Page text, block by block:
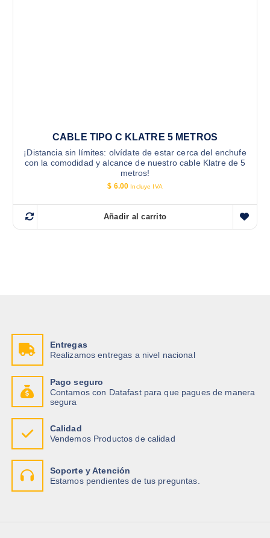
CABLE TIPO C KLATRE 5 METROS
¡Distancia sin límites: olvídate de estar cerca del enchufe
con la comodidad y alcance de nuestro cable Klatre de 5
metros!
$ 6.00 Incluye IVA
Añadir al carrito
Entregas
Realizamos entregas a nivel nacional
Pago seguro
Contamos con Datafast para que pagues de manera
segura
Calidad
Vendemos Productos de calidad
Soporte y Atención
Estamos pendientes de tus preguntas.